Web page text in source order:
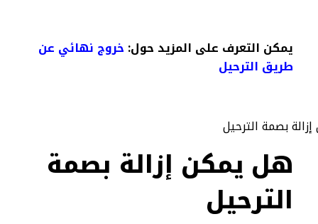
يمكن التعرف على المزيد حول: خروج نهائي عن
طريق الترحيل
هل يمكن إزالة بصمة
الترحيل